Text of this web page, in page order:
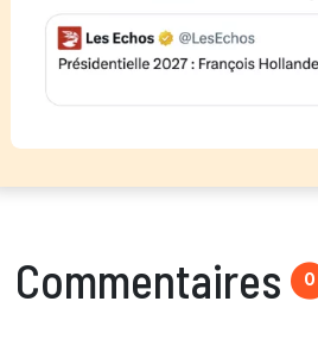
Commentaires 0